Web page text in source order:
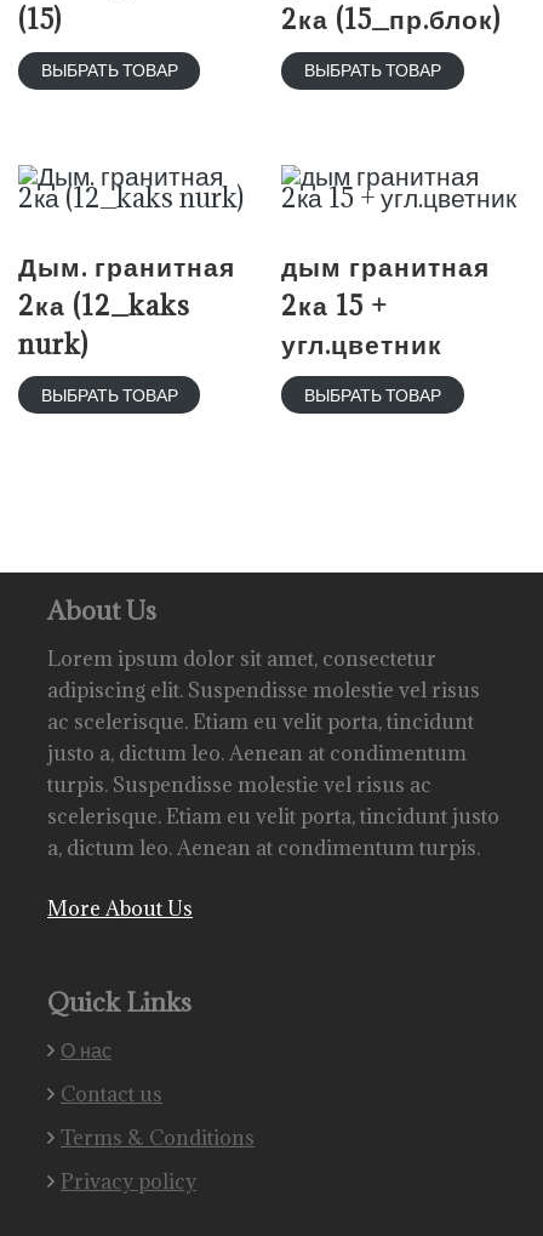
(15)
ВЫБРАТЬ ТОВАР
2ка (15_пр.блок)
ВЫБРАТЬ ТОВАР
Дым. гранитная
2ка (12_kaks
nurk)
ВЫБРАТЬ ТОВАР
дым гранитная
2ка 15 +
угл.цветник
ВЫБРАТЬ ТОВАР
About Us
Lorem ipsum dolor sit amet, consectetur
adipiscing elit. Suspendisse molestie vel risus
ac scelerisque. Etiam eu velit porta, tincidunt
justo a, dictum leo. Aenean at condimentum
turpis. Suspendisse molestie vel risus ac
scelerisque. Etiam eu velit porta, tincidunt justo
a, dictum leo. Aenean at condimentum turpis.
More About Us
Quick Links
О нас
Contact us
Terms & Conditions
Privacy policy